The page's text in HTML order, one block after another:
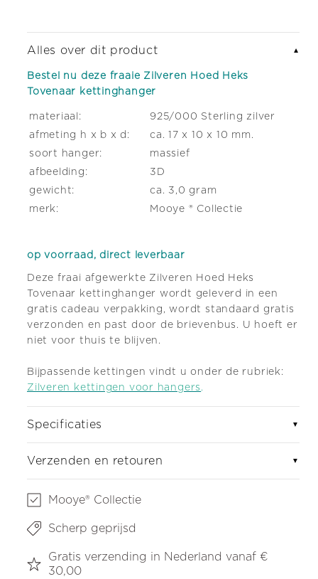
Alles over dit product ▼
Bestel nu deze fraaie Zilveren Hoed Heks
Tovenaar kettinghanger
materiaal:
925/000 Sterling zilver
afmeting h x b x d:
ca. 17 x 10 x 10 mm.
soort hanger:
massief
afbeelding:
3D
gewicht:
ca. 3,0 gram
merk:
Mooye ® Collectie
op voorraad, direct leverbaar
Deze fraai afgewerkte Zilveren Hoed Heks
Tovenaar kettinghanger wordt geleverd in een
gratis cadeau verpakking, wordt standaard gratis
verzonden en past door de brievenbus. U hoeft er
niet voor thuis te blijven.
Bijpassende kettingen vindt u onder de rubriek:
Zilveren kettingen voor hangers .
Specificaties ▼
Verzenden en retouren ▼
Mooye® Collectie
Scherp geprijsd
Gratis verzending in Nederland vanaf €
30,00